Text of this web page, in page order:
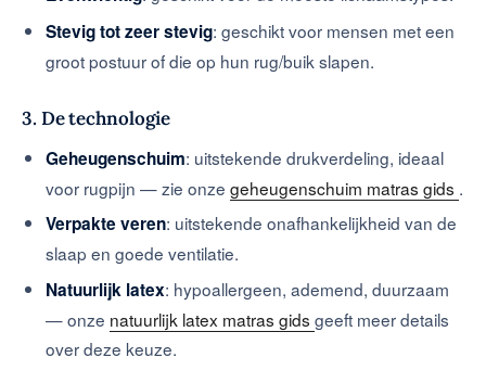
Stevig tot zeer stevig: geschikt voor mensen met een
groot postuur of die op hun rug/buik slapen.
3. De technologie
Geheugenschuim: uitstekende drukverdeling, ideaal
voor rugpijn — zie onzegeheugenschuim matras gids .
Verpakte veren: uitstekende onafhankelijkheid van de
slaap en goede ventilatie.
Natuurlijk latex: hypoallergeen, ademend, duurzaam
— onze natuurlijk latex matras gidsgeeft meer details
over deze keuze.